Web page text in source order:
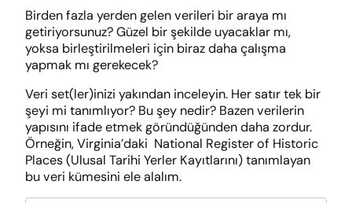
Birden fazla yerden gelen verileri bir araya mı
getiriyorsunuz? Güzel bir şekilde uyacaklar mı,
yoksa birleştirilmeleri için biraz daha çalışma
yapmak mı gerekecek?
Veri set(ler)inizi yakından inceleyin. Her satır tek bir
şeyi mi tanımlıyor? Bu şey nedir? Bazen verilerin
yapısını ifade etmek göründüğünden daha zordur.
Örneğin, Virginia’daki National Register of Historic
Places (Ulusal Tarihi Yerler Kayıtlarını) tanımlayan
bu veri kümesini ele alalım.